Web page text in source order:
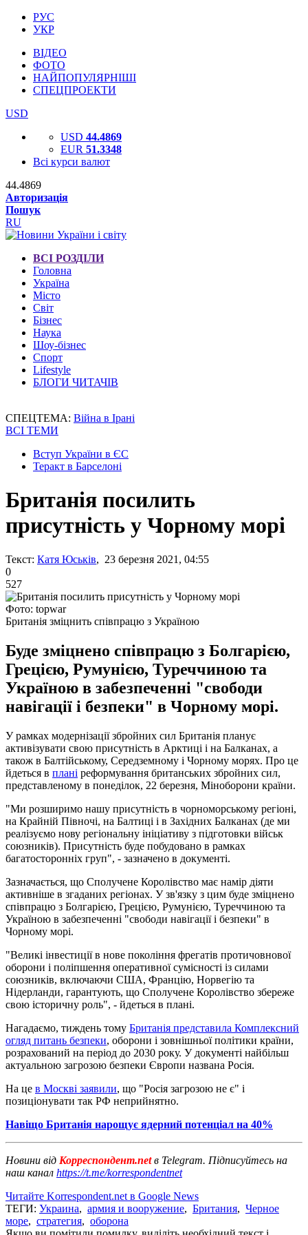
РУС
УКР
ВІДЕО
ФОТО
НАЙПОПУЛЯРНІШІ
СПЕЦПРОЕКТИ
USD
USD 44.4869
EUR 51.3348
Всі курси валют
44.4869
Авторизація
Пошук
RU
ВСІ РОЗДІЛИ
Головна
Україна
Місто
Світ
Бізнес
Наука
Шоу-бізнес
Спорт
Lifestyle
БЛОГИ ЧИТАЧІВ
СПЕЦТЕМА: Війна в Ірані
ВСІ ТЕМИ
Вступ України в ЄС
Теракт в Барселоні
Британія посилить
присутність у Чорному морі
Текст: Катя Юськів, 23 березня 2021, 04:55
0
527
Фото: topwar
Британія зміцнить співпрацю з Україною
Буде зміцнено співпрацю з Болгарією,
Грецією, Румунією, Туреччиною та
Україною в забезпеченні "свободи
навігації і безпеки" в Чорному морі.
У рамках модернізації збройних сил Британія планує
активізувати свою присутність в Арктиці і на Балканах, а
також в Балтійському, Середземному і Чорному морях. Про це
йдеться в плані реформування британських збройних сил,
представленому в понеділок, 22 березня, Міноборони країни.
"Ми розширимо нашу присутність в чорноморському регіоні,
на Крайній Півночі, на Балтиці і в Західних Балканах (де ми
реалізуємо нову регіональну ініціативу з підготовки військ
союзників). Присутність буде побудовано в рамках
багатосторонніх груп", - зазначено в документі.
Зазначається, що Сполучене Королівство має намір діяти
активніше в згаданих регіонах. У зв'язку з цим буде зміцнено
співпрацю з Болгарією, Грецією, Румунією, Туреччиною та
Україною в забезпеченні "свободи навігації і безпеки" в
Чорному морі.
"Великі інвестиції в нове покоління фрегатів протичовнової
оборони і поліпшення оперативної сумісності із силами
союзників, включаючи США, Францію, Норвегію та
Нідерланди, гарантують, що Сполучене Королівство збереже
свою історичну роль", - йдеться в плані.
Нагадаємо, тиждень тому Британія представила Комплексний
огляд питань безпеки, оборони і зовнішньої політики країни,
розрахований на період до 2030 року. У документі найбільш
актуальною загрозою безпеки Європи названа Росія.
На це в Москві заявили, що "Росія загрозою не є" і
позиціонувати так РФ неприйнятно.
Навіщо Британія нарощує ядерний потенціал на 40%
Новини від Корреспондент.netв Telegram. Підписуйтесь на
наш канал https://t.me/korrespondentnet
Читайте Korrespondent.net в Google News
ТЕГИ: Украина, армия и вооружение, Британия, Черное
море, стратегия, оборона